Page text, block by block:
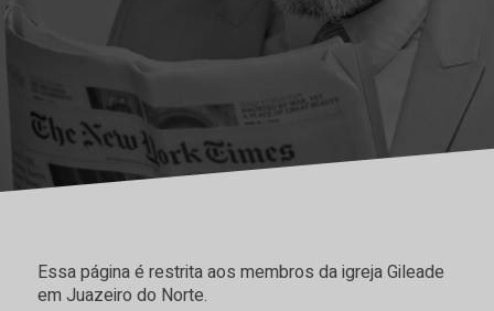
Essa página é restrita aos membros da igreja Gileade
em Juazeiro do Norte.